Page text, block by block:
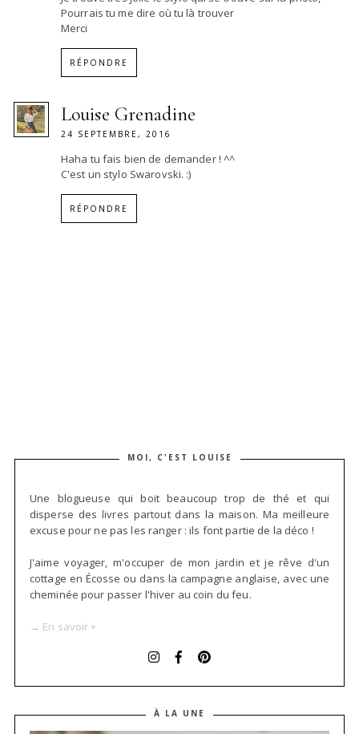
Pourrais tu me dire où tu là trouver
Merci
RÉPONDRE
Louise Grenadine
24 SEPTEMBRE, 2016
Haha tu fais bien de demander ! ^^
C'est un stylo Swarovski. :)
RÉPONDRE
MOI, C'EST LOUISE
Une blogueuse qui boit beaucoup trop de thé et qui
disperse des livres partout dans la maison. Ma meilleure
excuse pour ne pas les ranger : ils font partie de la déco !
J'aime voyager, m'occuper de mon jardin et je rêve d'un
cottage en Écosse ou dans la campagne anglaise, avec une
cheminée pour passer l'hiver au coin du feu.
→ En savoir +
À LA UNE